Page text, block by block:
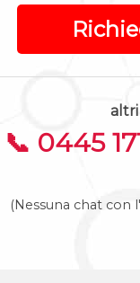
📞 0445
(Nessuna chat con